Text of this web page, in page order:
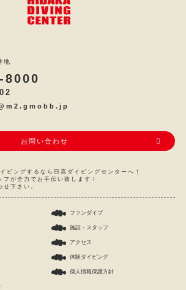
地
8000
お問い合わせ
ビングするなら日高ダイビングセンターへ！
が全力でお手伝い致します！
せ下さい。
ファンダイブ
施設・スタッフ
アクセス
体験ダイビング
個人情報保護方針